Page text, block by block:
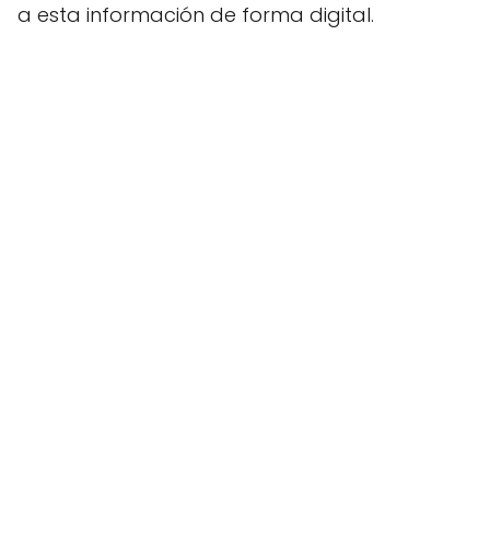
a esta información de forma digital.